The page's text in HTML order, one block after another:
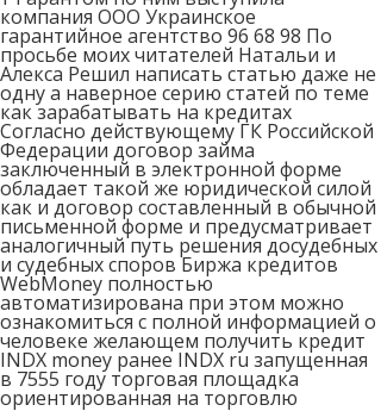
компания ООО Украинское
гарантийное агентство 96 68 98 По
просьбе моих читателей Натальи и
Алекса Решил написать статью даже не
одну а наверное серию статей по теме
как зарабатывать на кредитах
Согласно действующему ГК Российской
Федерации договор займа
заключенный в электронной форме
обладает такой же юридической силой
как и договор составленный в обычной
письменной форме и предусматривает
аналогичный путь решения досудебных
и судебных споров Биржа кредитов
WebMoney полностью
автоматизирована при этом можно
ознакомиться с полной информацией о
человеке желающем получить кредит
INDX money ранее INDX ru запущенная
в 7555 году торговая площадка
ориентированная на торговлю